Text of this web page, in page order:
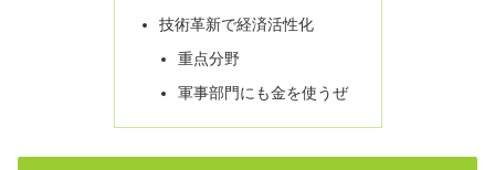
技術革新で経済活性化
重点分野
軍事部門にも金を使うぜ